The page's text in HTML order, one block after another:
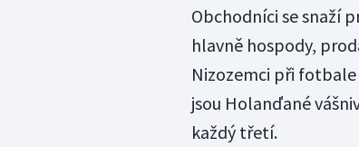
Obchodníci se snaží
hlavně hospody,
Nizozemci při
jsou Holanďané
každý třetí.